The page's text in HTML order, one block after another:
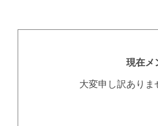
現在メ
大変申し訳あり